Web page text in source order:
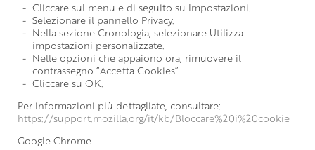
Cliccare sul menu e di seguito su Impostazioni.
Selezionare il pannello Privacy.
Nella sezione Cronologia, selezionare Utilizza
impostazioni personalizzate.
Nelle opzioni che appaiono ora, rimuovere il
contrassegno “Accetta Cookies”
Cliccare su OK.
Per informazioni più dettagliate, consultare:
https://support.mozilla.org/it/kb/Bloccare%20i%20cookie
Google Chrome